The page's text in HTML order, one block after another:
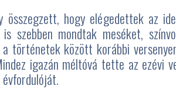
összegzett, hogy elégedettek az
szebben mondtak meséket,
történetek között korábbi
igazán méltóvá tette az ezévi
évfordulóját.